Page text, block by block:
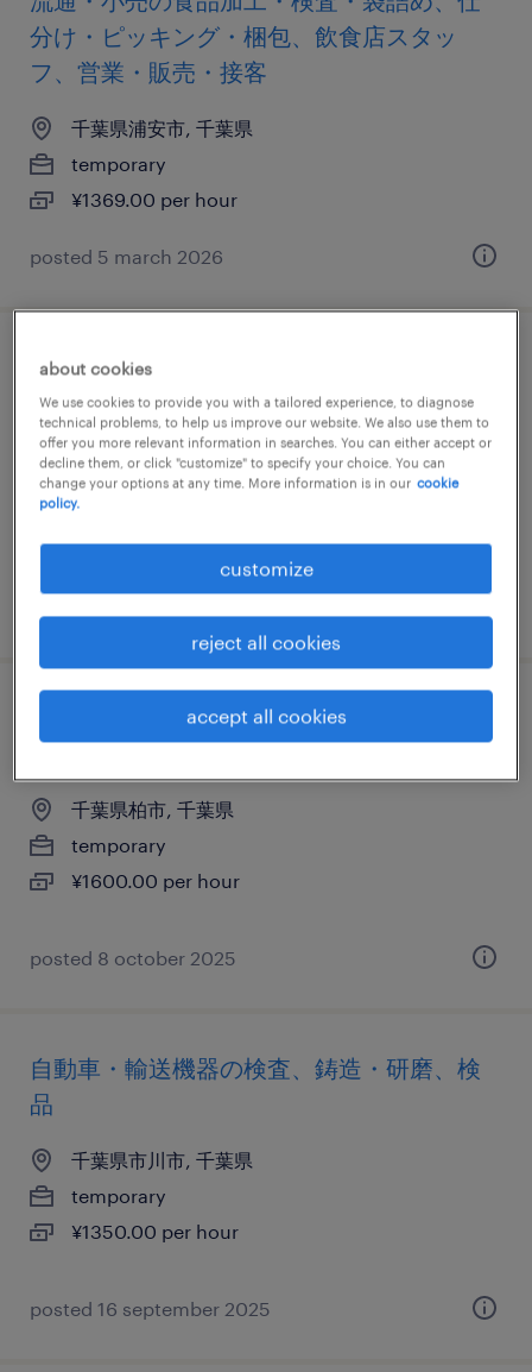
分け・ピッキング・梱包、飲食店スタッ
フ、営業・販売・接客
千葉県浦安市, 千葉県
temporary
¥1369.00 per hour
posted 5 march 2026
建設・設備のマシンオペレーター、検査、
検品
千葉県市川市, 千葉県
temporary
流通・小売の食品加工・検査・袋詰め、そ
の他（その他）
千葉県柏市, 千葉県
temporary
¥1600.00 per hour
posted 8 october 2025
自動車・輸送機器の検査、鋳造・研磨、検
品
千葉県市川市, 千葉県
temporary
¥1350.00 per hour
posted 16 september 2025
about cookies
We use cookies to provide you with a tailored experience, to diagnose
technical problems, to help us improve our website. We also use them to
offer you more relevant information in searches. You can either accept or
decline them, or click "customize" to specify your choice. You can
change your options at any time. More information is in our cookie
policy.
customize
reject all cookies
accept all cookies